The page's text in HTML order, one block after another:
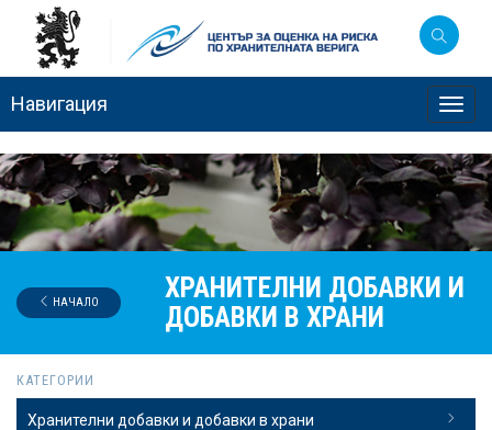
Навигация
ХРАНИТЕЛНИ ДОБАВКИ И
ДОБАВКИ В ХРАНИ
НАЧАЛО
КАТЕГОРИИ
Хранителни добавки и добавки в храни